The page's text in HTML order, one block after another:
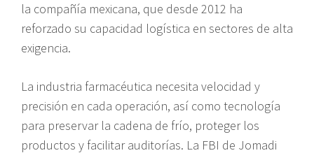
la compañía mexicana, que desde 2012 ha
reforzado su capacidad logística en sectores de alta
exigencia.
La industria farmacéutica necesita velocidad y
precisión en cada operación, así como tecnología
para preservar la cadena de frío, proteger los
productos y facilitar auditorías. La FBI de Jomadi